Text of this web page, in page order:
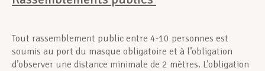
Tout rassemblement public entre 4-10 personnes est
soumis au port du masque obligatoire et à l’obligation
d’observer une distance minimale de 2 mètres. L’obligation